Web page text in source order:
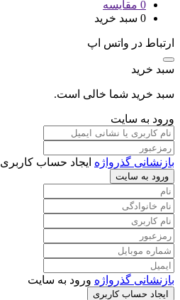
0 مقایسه
0 سبد خرید
ارتباط در واتس اپ
سبد خرید
سبد خرید شما خالی است.
ورود به سایت
بازنشانی گذرواژه ایجاد حساب کاربری
ورود به سایت
بازنشانی گذرواژه ورود به سایت
ایجاد حساب کاربری